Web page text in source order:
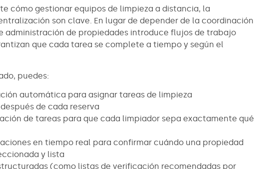
cómo gestionar equipos de limpieza a distancia, la
son clave. En lugar de depender de la coordinación
administración de propiedades introduce flujos de trabajo
que cada tarea se complete a tiempo y según el
puedes:
automática para asignar tareas de limpieza
de cada reserva
de tareas para que cada limpiador sepa exactamente qué
en tiempo real para confirmar cuándo una propiedad
y lista
(como listas de verificación recomendadas por